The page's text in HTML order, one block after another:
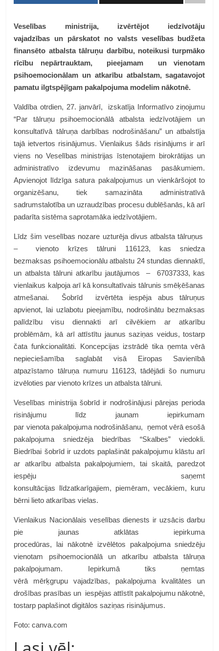
Veselības ministrija, izvērtējot iedzīvotāju
vajadzības un pārskatot no valsts veselības budžeta
finansēto atbalsta tālruņu darbību, noteikusi turpmāko
rīcību nepārtrauktam, pieejamam un vienotam
psihoemocionālam un atkarību atbalstam, sagatavojot
pamatu ilgtspējīgam pakalpojuma modelim nākotnē.
Valdība otrdien, 27. janvārī, izskatīja Informatīvo ziņojumu
“Par tālruņu psihoemocionālā atbalsta iedzīvotājiem un
konsultatīvā tālruņa darbības nodrošināšanu” un atbalstīja
tajā ietvertos risinājumus. Vienlaikus šāds risinājums ir arī
viens no Veselības ministrijas īstenotajiem birokrātijas un
administratīvo izdevumu mazināšanas pasākumiem.
Apvienojot līdzīga satura pakalpojumus un vienkāršojot to
organizēšanu, tiek samazināta administratīvā
sadrumstalotība un uzraudzības procesu dublēšanās, kā arī
padarīta sistēma saprotamāka iedzīvotājiem.
Līdz šim veselības nozare uzturēja divus atbalsta tālruņus
– vienoto krīzes tālruni 116123, kas sniedza
bezmaksas psihoemocionālu atbalstu 24 stundas diennaktī,
un atbalsta tālruni atkarību jautājumos – 67037333, kas
vienlaikus kalpoja arī kā konsultatīvais tālrunis smēķēšanas
atmešanai. Šobrīd izvērtēta iespēja abus tālruņus
apvienot, lai uzlabotu pieejamību, nodrošinātu bezmaksas
palīdzību visu diennakti arī cilvēkiem ar atkarību
problēmām, kā arī attīstītu jaunus saziņas veidus, tostarp
čata funkcionalitāti. Koncepcijas izstrādē tika ņemta vērā
nepieciešamība saglabāt visā Eiropas Savienībā
atpazīstamo tālruņa numuru 116123, tādējādi šo numuru
izvēloties par vienoto krīzes un atbalsta tālruni.
Veselības ministrija šobrīd ir nodrošinājusi pārejas perioda
risinājumu līdz jaunam iepirkumam
par vienota pakalpojuma nodrošināšanu, ņemot vērā esošā
pakalpojuma sniedzēja biedrības “Skalbes” viedokli.
Biedrībai šobrīd ir uzdots paplašināt pakalpojumu klāstu arī
ar atkarību atbalsta pakalpojumiem, tai skaitā, paredzot
iespēju saņemt
konsultācijas līdzatkarīgajiem, piemēram, vecākiem, kuru
bērni lieto atkarības vielas.
Vienlaikus Nacionālais veselības dienests ir uzsācis darbu
pie jaunas atklātas iepirkuma
procedūras, lai nākotnē izvēlētos pakalpojuma sniedzēju
vienotam psihoemocionālā un atkarību atbalsta tālruņa
pakalpojumam. Iepirkumā tiks ņemtas
vērā mērķgrupu vajadzības, pakalpojuma kvalitātes un
drošības prasības un iespējas attīstīt pakalpojumu nākotnē,
tostarp paplašinot digitālos saziņas risinājumus.
Foto: canva.com